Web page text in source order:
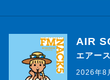
AIR
エアー
2026年8